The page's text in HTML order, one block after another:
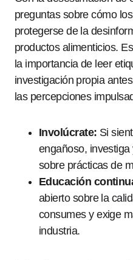
preguntas sobre cómo
protegerse de la
productos alimenticios.
la importancia de leer
investigación propia
las percepciones
Involúcrate: Si
engañoso,
sobre prácticas de
Educación
abierto sobre la
consumes y exige
industria.